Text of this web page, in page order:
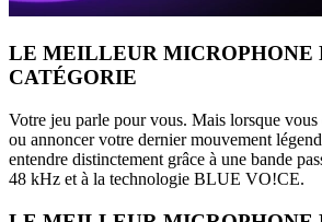
LE MEILLEUR MICROPHONE
CATÉGORIE
Votre jeu parle pour vous. Mais lorsque
ou annoncer votre dernier mouvement
entendre distinctement grâce à une bande
48 kHz et à la technologie BLUE VO!CE.